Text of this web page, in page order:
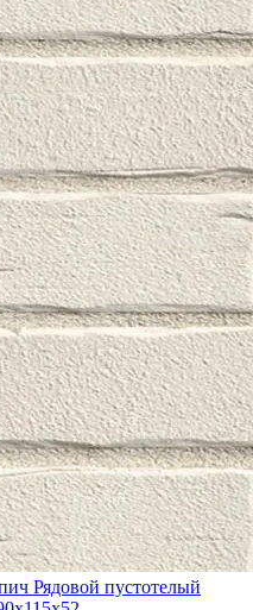
Рядовой пустотелый